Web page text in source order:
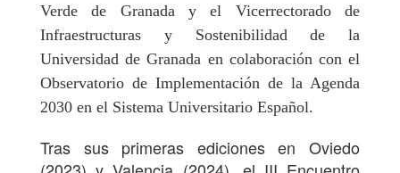
Verde de Granada y el Vicerrectorado de
Infraestructuras y Sostenibilidad de la
Universidad de Granada en colaboración con el
Observatorio de Implementación de la Agenda
2030 en el Sistema Universitario Español.
Tras sus primeras ediciones en Oviedo